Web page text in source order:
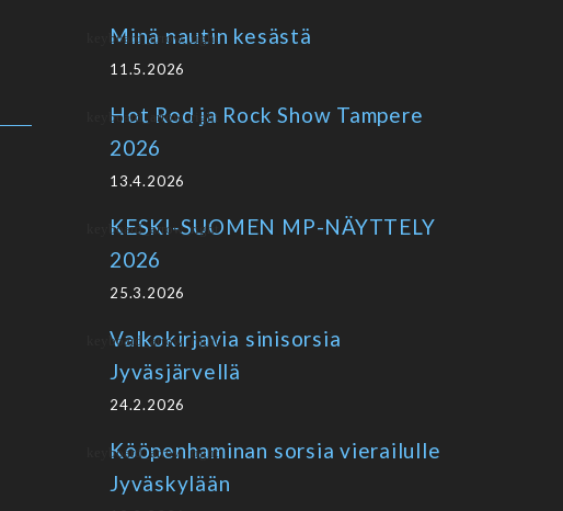
Minä nautin kesästä
11.5.2026
Hot Rod ja Rock Show Tampere
2026
13.4.2026
KESKI-SUOMEN MP-NÄYTTELY
2026
25.3.2026
Valkokirjavia sinisorsia
Jyväsjärvellä
24.2.2026
Kööpenhaminan sorsia vierailulle
Jyväskylään